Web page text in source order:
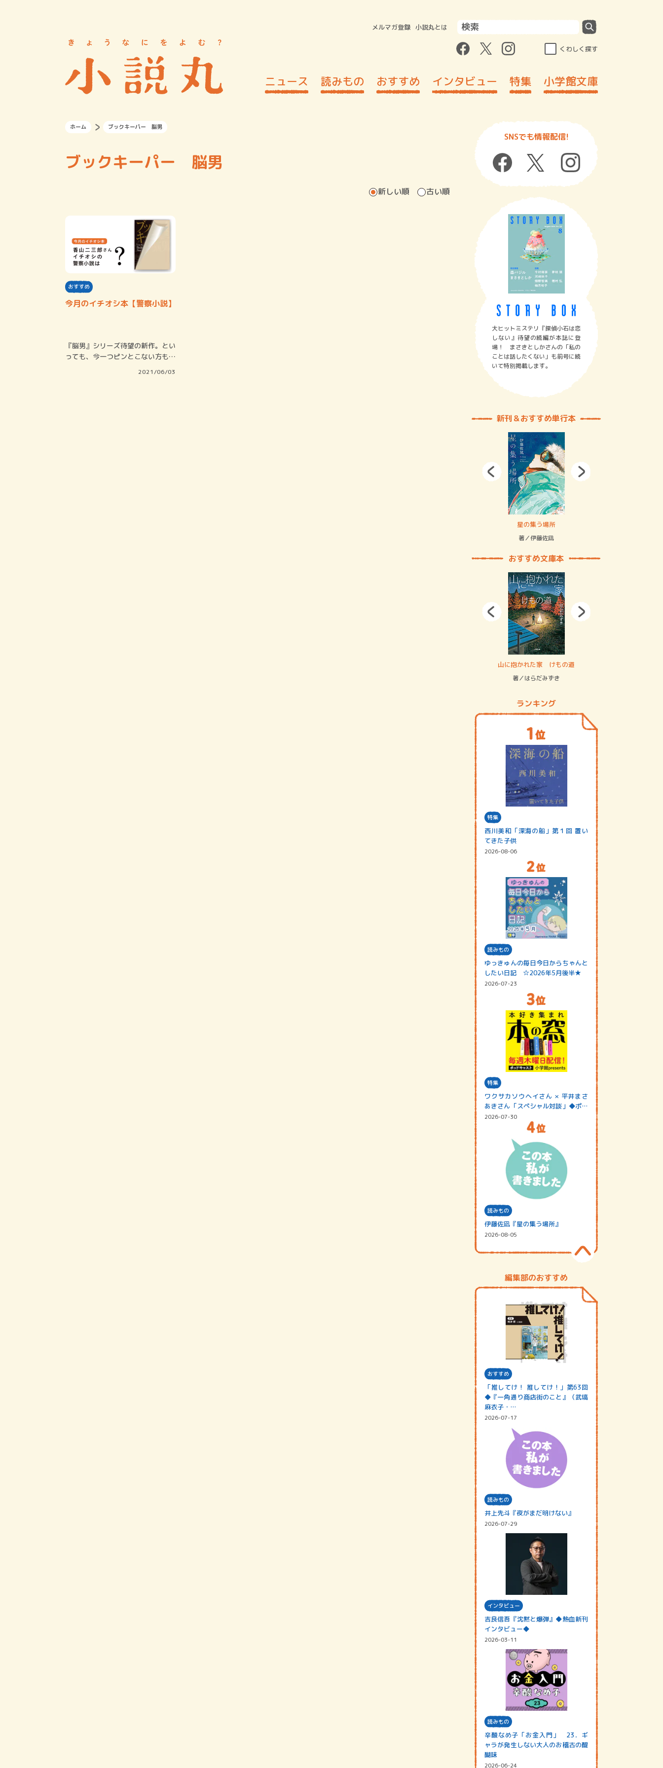
メルマガ登録 小説丸とは
くわしく探す
ニュース 読みもの おすすめ インタビュー 特集 小学館文庫
ホーム ブックキーパー 脳男
ブックキーパー 脳男
新しい順 古い順
おすすめ
今月のイチオシ本【警察小説】
『脳男』シリーズ待望の新作。とい
っても、今一つピンとこない方もい
2021/06/03
SNSでも情報配信!
大ヒットミステリ『探偵小石は恋
しない』待望の続編が本誌に登
場！ まさきとしかさんの「私の
ことは話したくない」も前号に続
いて特別掲載します。
新刊＆おすすめ単行本
星の集う場所
著／伊藤佐凪
おすすめ文庫本
山に抱かれた家 けもの道
著／はらだみずき
ランキング
特集
西川美和「深海の船」第１回 置い
てきた子供
2026-08-06
読みもの
ゆっきゅんの毎日今日からちゃんと
したい日記 ☆2026年5月後半★
2026-07-23
特集
ワクサカソウヘイさん × 平井まさ
あきさん「スペシャル対談」◆ポッ
ドキャスト…
2026-07-30
読みもの
伊藤佐凪『星の集う場所』
2026-08-05
編集部のおすすめ
おすすめ
「推してけ！ 推してけ！」第63回
◆『一角通り商店街のこと』（武塙
麻衣子・…
2026-07-17
読みもの
井上先斗『夜がまだ明けない』
2026-07-29
インタビュー
吉良信吾『沈黙と爆弾』◆熱血新刊
インタビュー◆
2026-03-11
読みもの
辛酸なめ子「お金入門」 23．ギ
ャラが発生しない大人のお稽古の醍
醐味
2026-06-24